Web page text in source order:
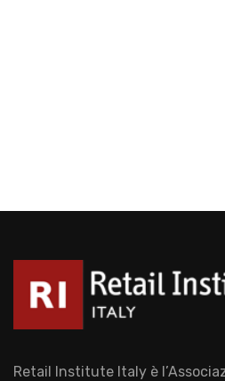
Retail Institute Italy è